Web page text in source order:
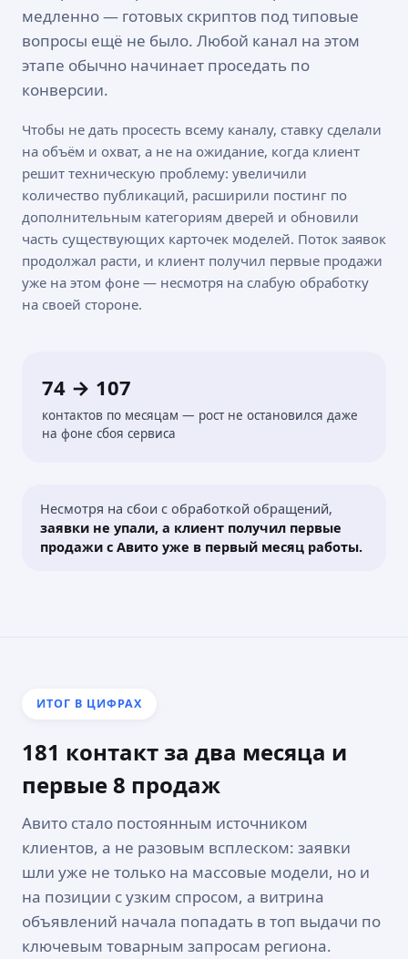
медленно — готовых скриптов под типовые
вопросы ещё не было. Любой канал на этом
этапе обычно начинает проседать по
конверсии.
Чтобы не дать просесть всему каналу, ставку сделали
на объём и охват, а не на ожидание, когда клиент
решит техническую проблему: увеличили
количество публикаций, расширили постинг по
дополнительным категориям дверей и обновили
часть существующих карточек моделей. Поток заявок
продолжал расти, и клиент получил первые продажи
уже на этом фоне — несмотря на слабую обработку
на своей стороне.
74 → 107
контактов по месяцам — рост не остановился даже
на фоне сбоя сервиса
Несмотря на сбои с обработкой обращений,
заявки не упали, а клиент получил первые
продажи с Авито уже в первый месяц работы.
ИТОГ В ЦИФРАХ
181 контакт за два месяца и
первые 8 продаж
Авито стало постоянным источником
клиентов, а не разовым всплеском: заявки
шли уже не только на массовые модели, но и
на позиции с узким спросом, а витрина
объявлений начала попадать в топ выдачи по
ключевым товарным запросам региона.